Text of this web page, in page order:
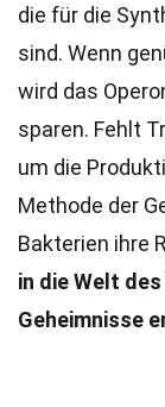
die für die
sind. Wenn
wird das
sparen. Fehlt
um die
Methode der
Bakterien ihre
in die Welt
Geheimnisse